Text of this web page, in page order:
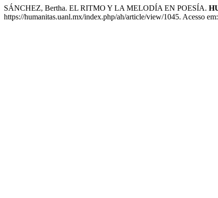
SÁNCHEZ, Bertha. EL RITMO Y LA MELODÍA EN POESÍA.
https://humanitas.uanl.mx/index.php/ah/article/view/1045. Acesso